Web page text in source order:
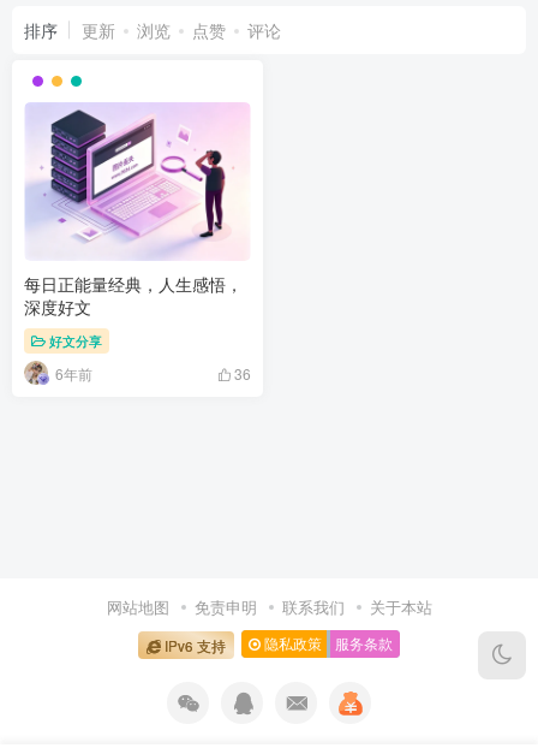
排序 更新 浏览 点赞 评论
每日正能量经典，人生感悟，
深度好文
好文分享
6年前 36
网站地图 免责申明 联系我们 关于本站
IPv6 支持 隐私政策 服务条款